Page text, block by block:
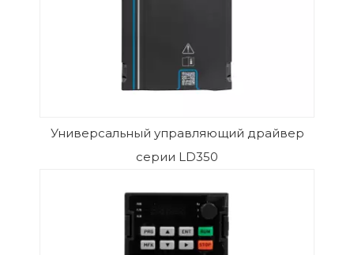
Универсальный управляющий драйвер
серии LD350